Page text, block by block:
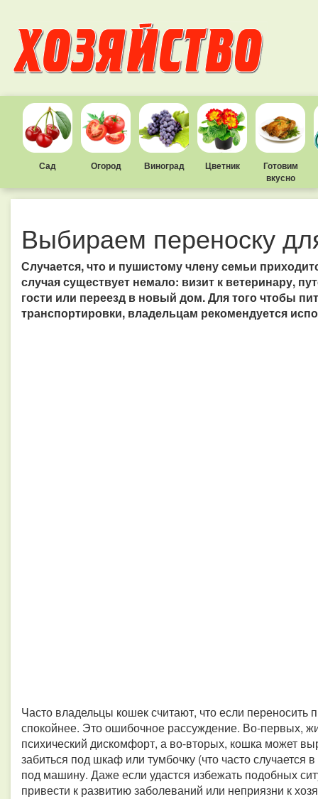
Сад Огород Виноград Цветник
Готовим
вкусно
Выбираем переноску
Случается, что и пушистому члену семьи
случая существует немало: визит к ветеринару,
гости или переезд в новый дом. Для того чтобы
транспортировки, владельцам рекомендуется
Часто владельцы кошек считают, что если переносить
спокойнее. Это ошибочное рассуждение. Во-первых,
психический дискомфорт, а во-вторых, кошка может
забиться под шкаф или тумбочку (что часто случается
под машину. Даже если удастся избежать подобных
привести к развитию заболеваний или неприязни к